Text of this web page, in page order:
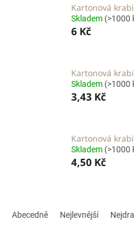
Kartonová
Skladem (>1000
6 Kč
Kartonová
Skladem (>1000
3,43 Kč
Kartonová
Skladem (>1000
4,50 Kč
Abecedně Nejlevnější